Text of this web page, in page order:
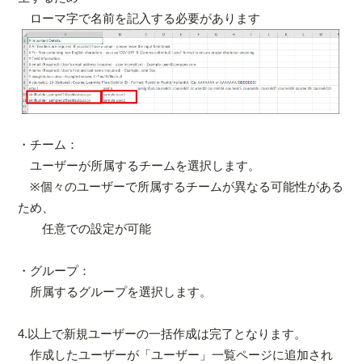
ローマ字で名前を記入する必要があります
・チーム：
ユーザーが所属するチームを選択します。
※個々のユーザーで所属するチームが異なる可能性がある
ため、
任意での設定が可能
・グループ：
所属するグループを選択します。
4.以上で新規ユーザーの一括作成は完了となります。
作成したユーザーが「ユーザー」一覧ページに追加され